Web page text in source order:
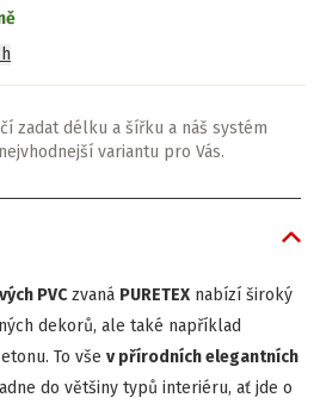
zadat délku a šířku a náš systém
variantu pro Vás.
PVCzvaná PURETEX nabízí široký
dekorů, ale také například
To vše v přírodních elegantních
do většiny typů interiéru, ať jde o